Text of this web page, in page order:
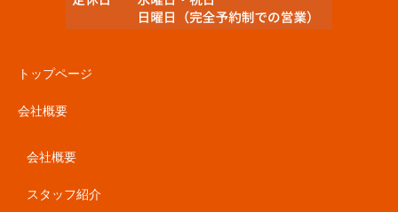
トップページ
会社概要
会社概要
スタッフ紹介